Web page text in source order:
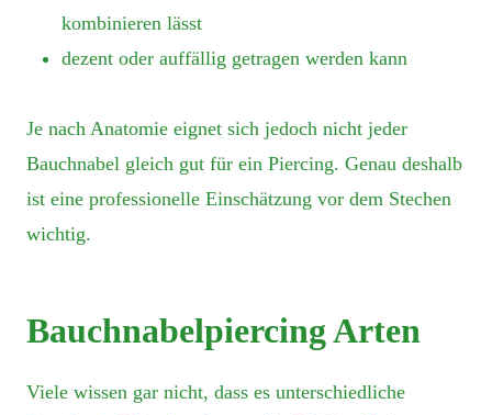
kombinieren lässt
dezent oder auffällig getragen werden kann
Je nach Anatomie eignet sich jedoch nicht jeder
Bauchnabel gleich gut für ein Piercing. Genau deshalb
ist eine professionelle Einschätzung vor dem Stechen
wichtig.
Bauchnabelpiercing Arten
Viele wissen gar nicht, dass es unterschiedliche